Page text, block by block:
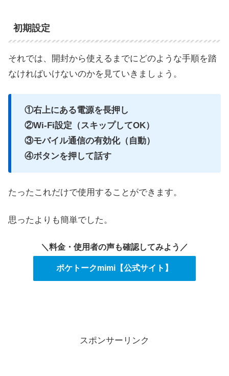
初期設定
それでは、開封から使えるまでにどのような手順を踏
なければいけないのかを見ていきましょう。
①右上にある電源を長押し
②Wi-Fi設定（スキップしてOK）
③モバイル通信の有効化（自動）
④ボタンを押して話す
たったこれだけで使用することができます。
思ったよりも簡単でした。
＼料金・使用者の声も確認してみよう／
ポケトークmimi【公式サイト】
スポンサーリンク